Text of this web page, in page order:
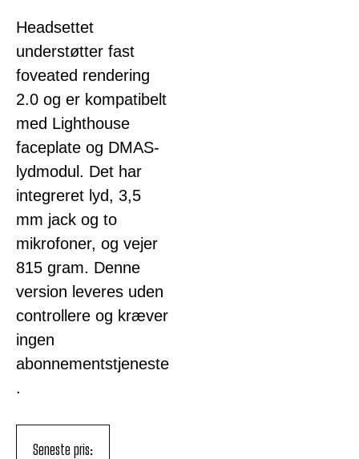
Headsettet
understøtter fast
foveated rendering
2.0 og er kompatibelt
med Lighthouse
faceplate og DMAS-
lydmodul. Det har
integreret lyd, 3,5
mm jack og to
mikrofoner, og vejer
815 gram. Denne
version leveres uden
controllere og kræver
ingen
abonnementstjeneste
.
Seneste pris: